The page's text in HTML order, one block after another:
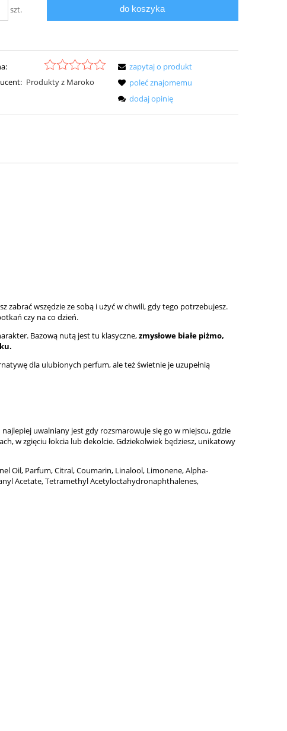
szt. do koszyka
Produkty z Maroko
zapytaj o produkt
poleć znajomemu
dodaj opinię
zabrać wszędzie ze sobą i użyć w chwili, gdy tego potrzebujesz.
czy na co dzień.
Bazową nutą jest tu klasyczne,zmysłowe białe piżmo,
dla ulubionych perfum, ale też świetnie je uzupełnią
uwalniany jest gdy rozsmarowuje się go w miejscu, gdzie
w zgięciu łokcia lub dekolcie. Gdziekolwiek będziesz, unikatowy
Oil, Parfum, Citral, Coumarin, Linalool, Limonene, Alpha-
Acetate, Tetramethyl Acetyloctahydronaphthalenes,